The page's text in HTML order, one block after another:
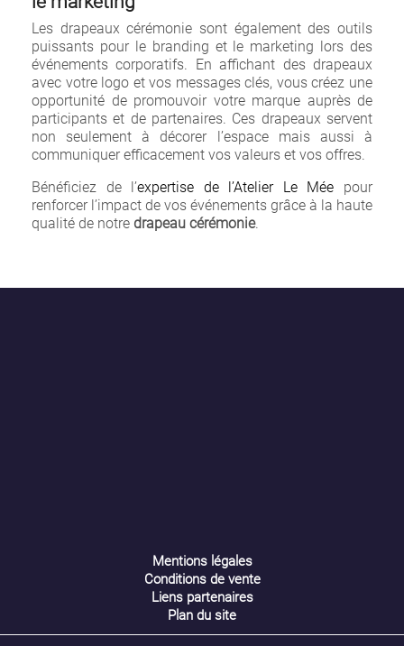
Les drapeaux cérémonie sont également des outils
puissants pour le branding et le marketing lors des
événements corporatifs. En affichant des drapeaux
avec votre logo et vos messages clés, vous créez une
opportunité de promouvoir votre marque auprès de
participants et de partenaires. Ces drapeaux servent
non seulement à décorer l’espace mais aussi à
communiquer efficacement vos valeurs et vos offres.
Bénéficiez de l’expertise de l’Atelier Le Mée pour
renforcer l’impact de vos événements grâce à la haute
qualité de notre drapeau cérémonie.
Mentions légales
Conditions de vente
Liens partenaires
Plan du site